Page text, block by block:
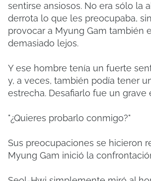
sentirse ansiosos. No era sólo la
derrota lo que les preocupaba,
provocar a Myung Gam también
demasiado lejos.
Y ese hombre tenía un fuerte
y, a veces, también podía tener
estrecha. Desafiarlo fue un grave
"¿Quieres probarlo conmigo?"
Sus preocupaciones se hicieron
Myung Gam inició la